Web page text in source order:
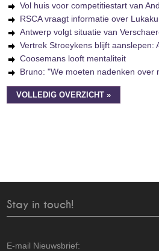
Vol huis voor competitiestart van
RSCA vraagt informatie over Lukaku
Antwerp volgt situatie van
Vertrek Stroeykens blijft aanslepen:
Coosemans looft mentaliteit
Bruno: "We moeten nadenken over
VOLLEDIG OVERZICHT »
Stay in touch!
E-mail Nieuwsbrief: